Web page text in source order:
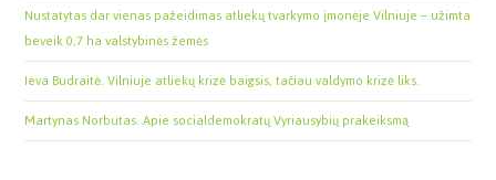
Nustatytas dar vienas pažeidimas atliekų tvarkymo įmonėje Vilniuje – užimta
beveik 0,7 ha valstybinės žemės
Ieva Budraitė. Vilniuje atliekų krizė baigsis, tačiau valdymo krizė liks.
Martynas Norbutas. Apie socialdemokratų Vyriausybių prakeiksmą